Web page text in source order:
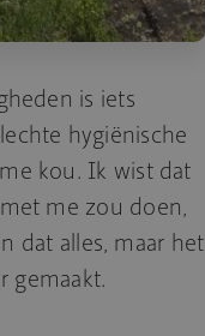
is iets
hygiënische
kou. Ik wist dat
me zou doen,
dat alles, maar het
gemaakt.